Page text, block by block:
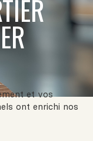
et vos
ont enrichi nos